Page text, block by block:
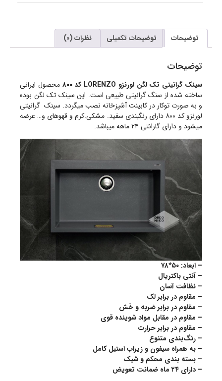
توضیحات توضیحات تکمیلی نظرات (0)
توضیحات
سینک گرانیتی تک لگن لورنزو LORENZO کد ۸۰۰
محصول ایرانی
ساخته شده از سنگ گرانیتی طبیعی است. این سینک تک لگن بوده
و به صورت توکار در کابینت آشپزخانه نصب میگردد. سینک گرانیتی
لورنزو کد ۸۰۰ دارای رنگبندی سفید. مشکی.کرم و قهوهای و… عرضه
میشود و دارای گارانتی ۲۴ ماهه میباشد.
– ابعاد: ۵۰*۷۸
– آنتی باکتریال
– نظافت آسان
– مقاوم در برابر لک
– مقاوم در برابر ضربه و خَش
– مقاوم در مقابل مواد شوینده قوی
– مقاوم در برابر حرارت
– رنگ‌بندی متنوع
– به همراه سیفون و زیراب استیل کامل
– بسته بندی محکم و شیک
– دارای ۲۴ ماه ضمانت تعویض